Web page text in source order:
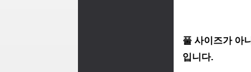
풀 사이즈가 아
입니다.